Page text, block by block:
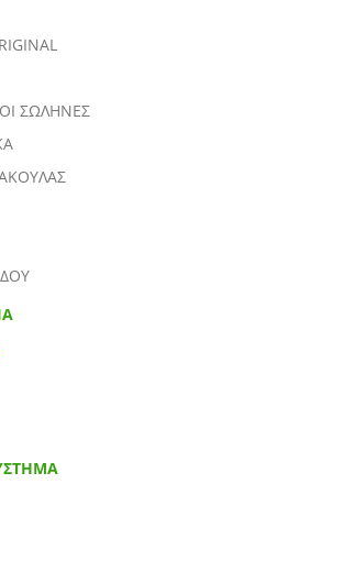
ΣΩΛΗΝΕΣ